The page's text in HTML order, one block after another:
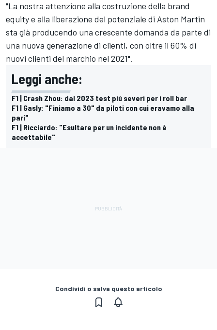
"La nostra attenzione alla costruzione della brand
equity e alla liberazione del potenziale di Aston Martin
sta già producendo una crescente domanda da parte di
una nuova generazione di clienti, con oltre il 60% di
nuovi clienti del marchio nel 2021".
Leggi anche:
F1 | Crash Zhou: dal 2023 test più severi per i roll bar
F1 | Gasly: "Finiamo a 30" da piloti con cui eravamo alla
pari"
F1 | Ricciardo: "Esultare per un incidente non è
accettabile"
Condividi o salva questo articolo